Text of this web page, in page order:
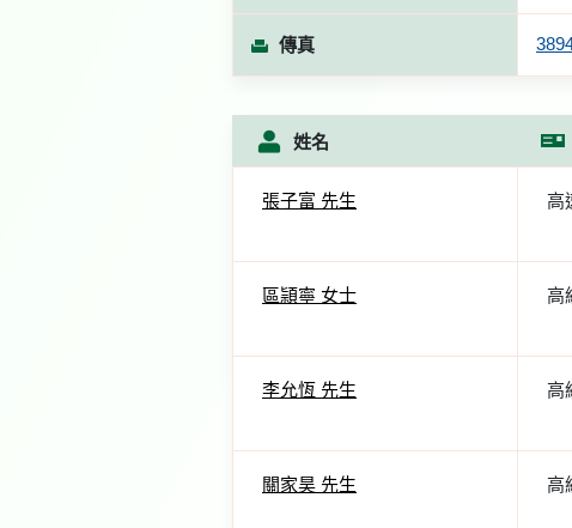
傳真
姓名
張子富 先生 高
區頴寧 女士 高
李允恆 先生 高
關家昊 先生 高